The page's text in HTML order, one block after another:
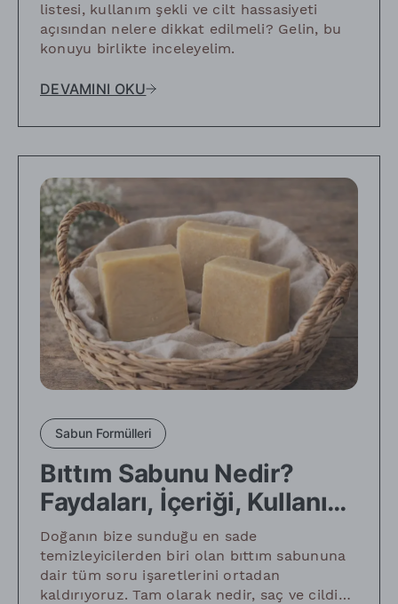
listesi, kullanım şekli ve cilt hassasiyeti
açısından nelere dikkat edilmeli? Gelin, bu
konuyu birlikte inceleyelim.
DEVAMINI OKU
Sabun Formülleri
Bıttım Sabunu Nedir?
Faydaları, İçeriği, Kullanımı
ve Seçerken Dikkat
Edilmesi Gerekenler
Doğanın bize sunduğu en sade
temizleyicilerden biri olan bıttım sabununa
dair tüm soru işaretlerini ortadan
kaldırıyoruz. Tam olarak nedir, saç ve cildi